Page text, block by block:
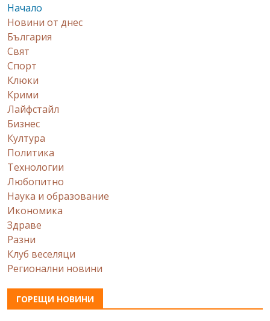
Начало
Новини от днес
България
Свят
Спорт
Клюки
Крими
Лайфстайл
Бизнес
Култура
Политика
Технологии
Любопитно
Наука и образование
Икономика
Здраве
Разни
Клуб веселяци
Регионални новини
ГОРЕЩИ НОВИНИ